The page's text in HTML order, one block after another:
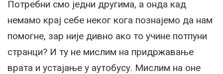
Потребни смо једни другима, а онда кад
немамо крај себе неког кога познајемо да нам
помогне, зар није дивно ако то учине потпуни
странци? И ту не мислим на придржавање
врата и устајање у аутобусу. Мислим на оне